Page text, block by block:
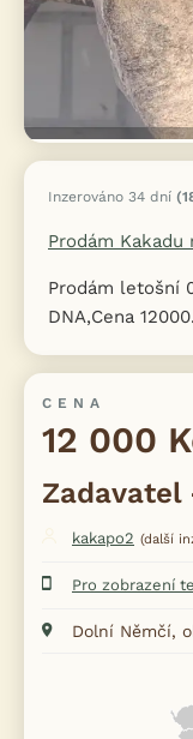
Inzerováno 34 dní
Prodám Kakadu
Prodám letošní
DNA,Cena
CENA
12 000
kakapo2 (další
Pro zobrazení
Dolní Němčí,